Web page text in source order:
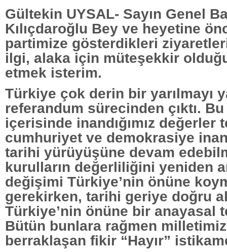
Gültekin UYSAL- Sayın Genel
Kılıçdaroğlu Bey ve heyetine
partimize gösterdikleri
ilgi, alaka için müteşekkir
etmek isterim.
Türkiye çok derin bir yarılmayı
referandum sürecinden çıktı.
içerisinde inandığımız değerler
cumhuriyet ve demokrasiye
tarihi yürüyüşüne devam
kurulların değerliliğini yeniden
değişimi Türkiye’nin önüne
gerekirken, tarihi geriye doğru
Türkiye’nin önüne bir anayasal
Bütün bunlara rağmen
berraklaşan fikir “Hayır”